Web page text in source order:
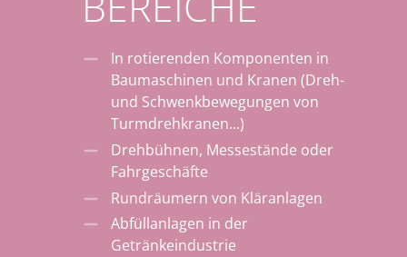
In rotierenden Komponenten in
Baumaschinen und Kranen (Dreh-
und Schwenkbewegungen von
Turmdrehkranen...)
Drehbühnen, Messestände oder
Fahrgeschäfte
Rundräumern von Kläranlagen
Abfüllanlagen in der
Getränkeindustrie